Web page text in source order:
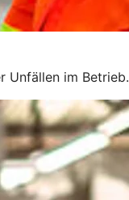
Unfällen im Betrieb.